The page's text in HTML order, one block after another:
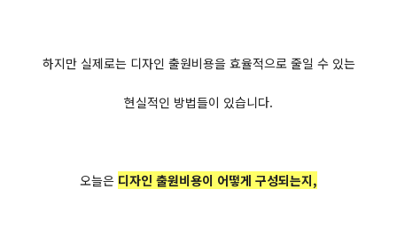
하지만 실제로는 디자인 출원비용을 효율적으로 줄일 수 있는
현실적인 방법들이 있습니다.
오늘은 디자인 출원비용이 어떻게 구성되는지,